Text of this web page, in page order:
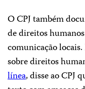
O CPJ também
de direitos
comunicação
sobre direitos
línea, disse ao CPJ